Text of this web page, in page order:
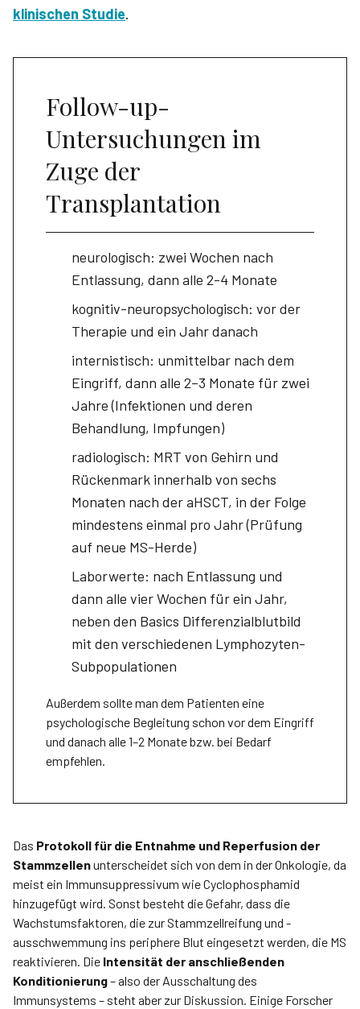
klinischen Studie.
Follow-up-
Untersuchungen im
Zuge der
Transplantation
neurologisch: zwei Wochen nach
Entlassung, dann alle 2-4 Monate
kognitiv-neuropsychologisch: vor der
Therapie und ein Jahr danach
internistisch: unmittelbar nach dem
Eingriff, dann alle 2–3 Monate für zwei
Jahre (Infektionen und deren
Behandlung, Impfungen)
radiologisch: MRT von Gehirn und
Rückenmark innerhalb von sechs
Monaten nach der aHSCT, in der Folge
mindestens einmal pro Jahr (Prüfung
auf neue MS-Herde)
Laborwerte: nach Entlassung und
dann alle vier Wochen für ein Jahr,
neben den Basics Differenzialblutbild
mit den verschiedenen Lymphozyten-
Subpopulationen
Außerdem sollte man dem Patienten eine
psychologische Begleitung schon vor dem Eingriff
und danach alle 1–2 Monate bzw. bei Bedarf
empfehlen.
Das Protokoll für die Entnahme und Reperfusion der
Stammzellenunterscheidet sich von dem in der Onkologie, da
meist ein Immunsuppressivum wie Cyclophosphamid
hinzugefügt wird. Sonst besteht die Gefahr, dass die
Wachstumsfaktoren, die zur Stammzellreifung und -
ausschwemmung ins periphere Blut eingesetzt werden, die MS
reaktivieren. Die Intensität der anschließenden
Konditionierung– also der Ausschaltung des
Immunsystems – steht aber zur Diskussion. Einige Forscher